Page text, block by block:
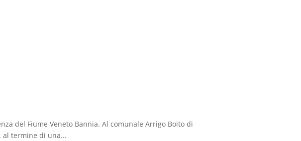
del Fiume Veneto Bannia. Al comunale Arrigo Boito di
al termine di una...